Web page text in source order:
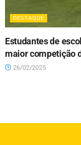
DESTAQUE
Estudantes de
maior competição
26/02/2025